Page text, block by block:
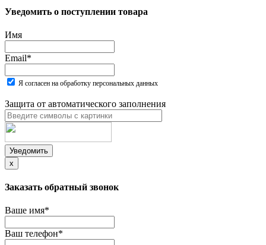
Уведомить о поступлении товара
Имя
Email*
Я согласен на обработку персональных данных
Защита от автоматического заполнения
Уведомить
x
Заказать обратный звонок
Ваше имя*
Ваш телефон*